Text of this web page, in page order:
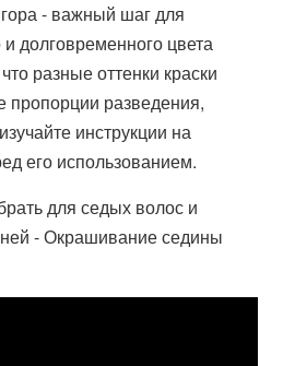
- важный шаг для
долговременного цвета
разные оттенки краски
пропорции разведения,
инструкции на
его использованием.
для седых волос и
- Окрашивание седины